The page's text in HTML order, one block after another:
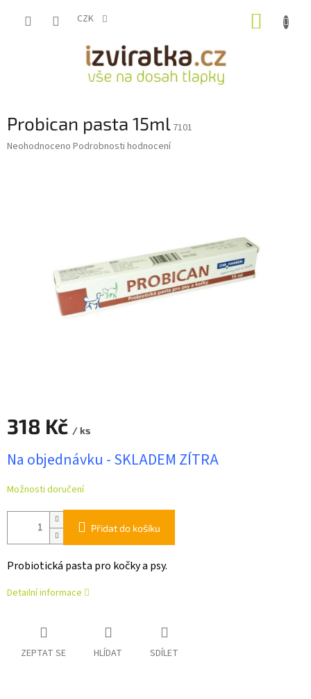
CZK
Probican pasta 15ml 7101
Průměrné
Neohodnoceno Podrobnosti hodnocení
318 Kč / ks
cena:
Na objednávku - SKLADEM ZÍTRA
Možnosti doručení
Přidat do košíku
Probiotická pasta pro kočky a psy.
Detailní informace
ZEPTAT SE HLÍDAT SDÍLET